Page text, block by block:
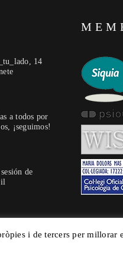
14
a todos por
¡seguimos!
de
i de tercers per millorar